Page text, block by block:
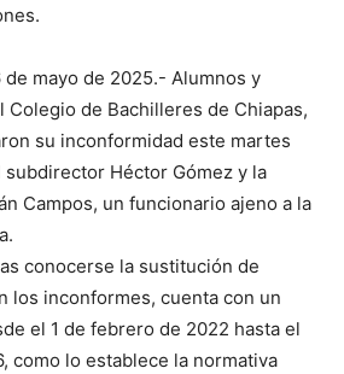
de mayo de 2025.- Alumnos y
Colegio de Bachilleres de Chiapas,
su inconformidad este martes
Héctor Gómez y la
Campos, un funcionario ajeno a la
conocerse la sustitución de
los inconformes, cuenta con un
el 1 de febrero de 2022 hasta el
como lo establece la normativa